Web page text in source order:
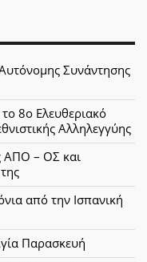
Συνάντησης
8ο Ελευθεριακό
Αλληλεγγύης
ΑΠΟ – ΟΣ και
από την Ισπανική
Παρασκευή